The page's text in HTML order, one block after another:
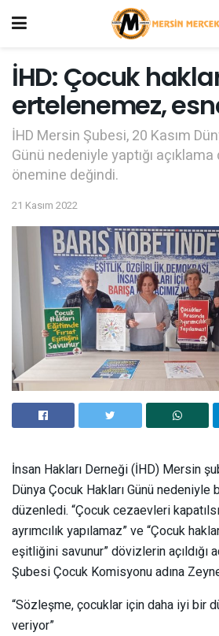
İHD: Çocuk
ertelenemez,
İHD Mersin Şubesi, 20 Kasım
Günü nedeniyle yaptığı açıklama
önemine değindi.
21 Kasım 2022
İnsan Hakları Derneği (İHD) Mersin
Dünya Çocuk Hakları Günü nedeniyle
düzenledi. “Çocuk cezaevleri
ayrımcılık yapılamaz” ve “Çocuk
eşitliğini savunur” dövizlerin açıldığı
Şubesi Çocuk Komisyonu adına
“Sözleşme, çocuklar için daha iyi bir
veriyor”